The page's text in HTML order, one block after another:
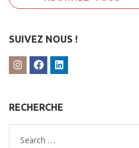
SUIVEZ NOUS !
RECHERCHE
Search